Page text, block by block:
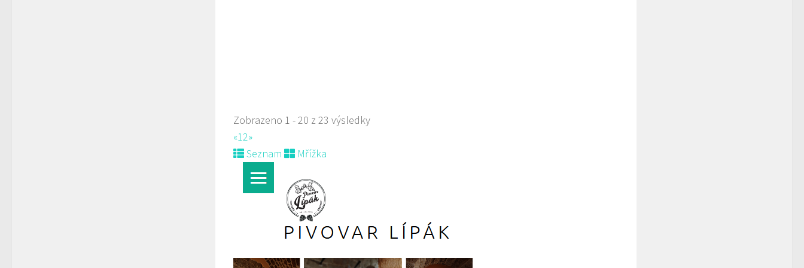
Web s objednávkou či nabídkou
Zobrazeno 1 - 20 z 23 výsledky
«12»
Seznam
Mřížka